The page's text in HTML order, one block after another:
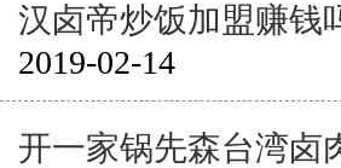
汉卤帝炒饭加盟赚钱
2019-02-14
开一家锅先森台湾卤